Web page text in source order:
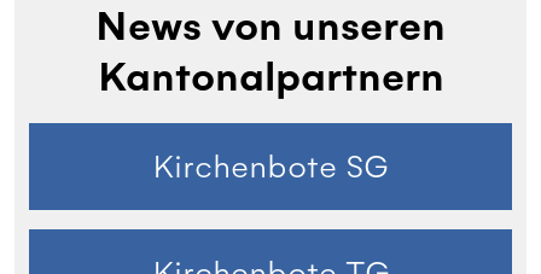
News von unseren
Kantonalpartnern
Kirchenbote SG